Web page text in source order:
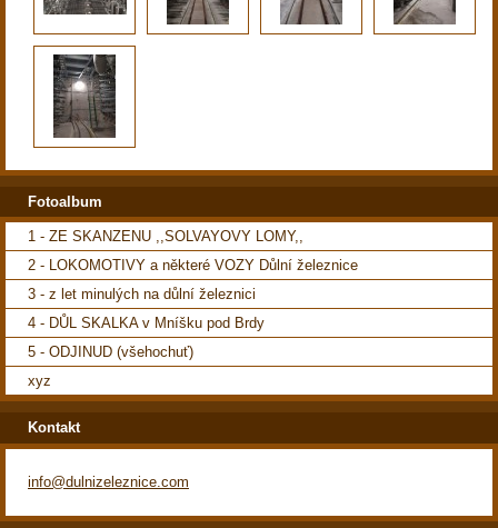
Fotoalbum
1 - ZE SKANZENU ,,SOLVAYOVY LOMY,,
2 - LOKOMOTIVY a některé VOZY Důlní železnice
3 - z let minulých na důlní železnici
4 - DŮL SKALKA v Mníšku pod Brdy
5 - ODJINUD (všehochuť)
xyz
Kontakt
info@dulnizeleznice.com